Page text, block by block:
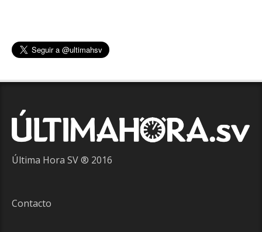
Última Hora SV ® 2016
Contacto